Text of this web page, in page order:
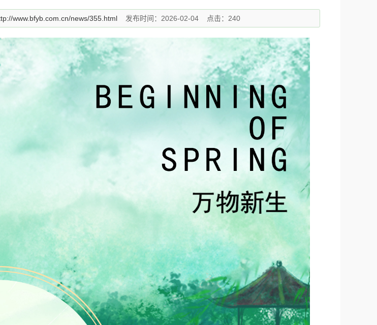
www.bfyb.com.cn/news/355.html 发布时间：2026-02-04 点击：240